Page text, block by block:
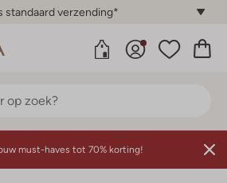
standaard verzending*
must-haves tot 70% korting!